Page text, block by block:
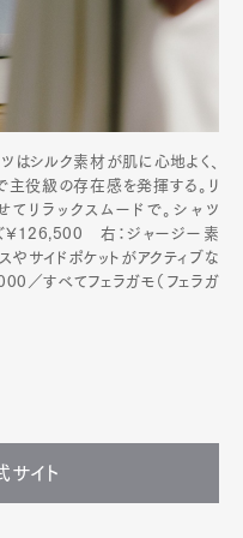
はシルク素材が肌に心地よく、
主役級の存在感を発揮する。リ
リラックスムードで。シャツ
¥126,500 右：ジャージー素
やサイドポケットがアクティブな
／すべてフェラガモ（フェラガ
サイト